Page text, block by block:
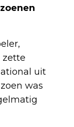
zette
uit
was